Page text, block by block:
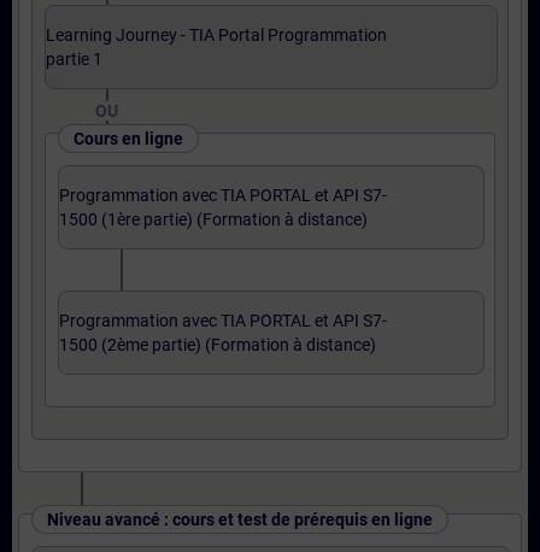
Learning Journey - TIA Portal Programmation
partie 1
OU
Cours en ligne
Programmation avec TIA PORTAL et API S7-
1500 (1ère partie) (Formation à distance)
Programmation avec TIA PORTAL et API S7-
1500 (2ème partie) (Formation à distance)
Niveau avancé : cours et test de prérequis en ligne